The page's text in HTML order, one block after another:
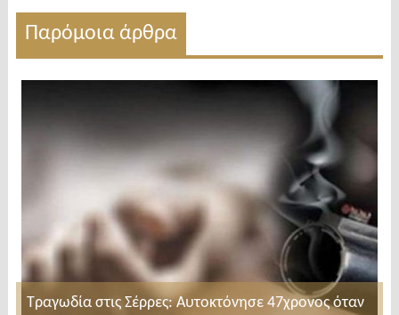
Παρόμοια άρθρα
Τραγωδία στις Σέρρες: Αυτοκτόνησε 47χρονος όταν